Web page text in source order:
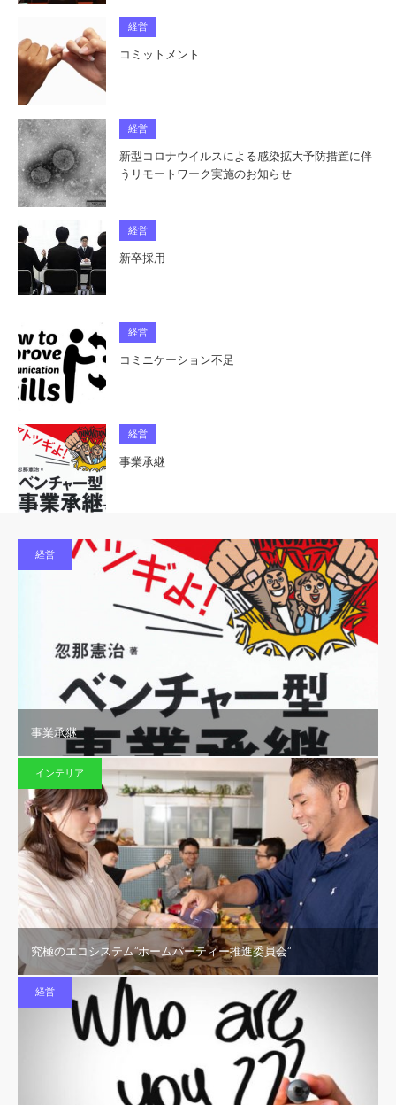
経営
コミットメント
経営
新型コロナウイルスによる感染拡大予防措置に伴
うリモートワーク実施のお知らせ
経営
新卒採用
経営
コミニケーション不足
経営
事業承継
経営
事業承継
インテリア
究極のエコシステム”ホームパーティー推進委員会”
経営